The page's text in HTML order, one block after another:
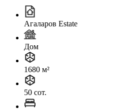
Агаларов Estate
Дом
1680 м²
50 сот.